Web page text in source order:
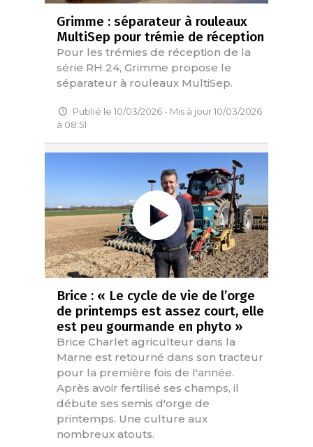
Grimme : séparateur à rouleaux
MultiSep pour trémie de réception
Pour les trémies de réception de la
série RH 24, Grimme propose le
séparateur à rouleaux MultiSep.
Publié le 10/03/2026 - Mis à jour 10/03/2026
à 08:51
Brice : « Le cycle de vie de l’orge
de printemps est assez court, elle
est peu gourmande en phyto »
Brice Charlet agriculteur dans la
Marne est retourné dans son tracteur
pour la première fois de l'année.
Après avoir fertilisé ses champs, il
débute ses semis d'orge de
printemps. Une culture aux
nombreux atouts.